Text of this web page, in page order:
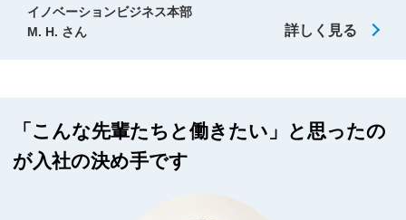
イノベーションビジネス本部
M. H. さん
詳しく見る
「こんな先輩たちと働きたい」と思ったの
が入社の決め手です